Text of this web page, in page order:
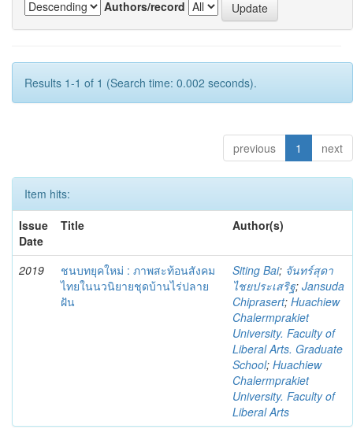
Authors/record
Results 1-1 of 1 (Search time: 0.002 seconds).
previous 1 next
Item hits:
Issue
Date
Title Author(s)
2019
ชนบทยุคใหม่ : ภาพสะท้อนสังคม
ไทยในนวนิยายชุดบ้านไร่ปลาย
ฝัน
Siting Bai; จันทร์สุดา
ไชยประเสริฐ; Jansuda
Chiprasert; Huachiew
Chalermprakiet
University. Faculty of
Liberal Arts. Graduate
School; Huachiew
Chalermprakiet
University. Faculty of
Liberal Arts